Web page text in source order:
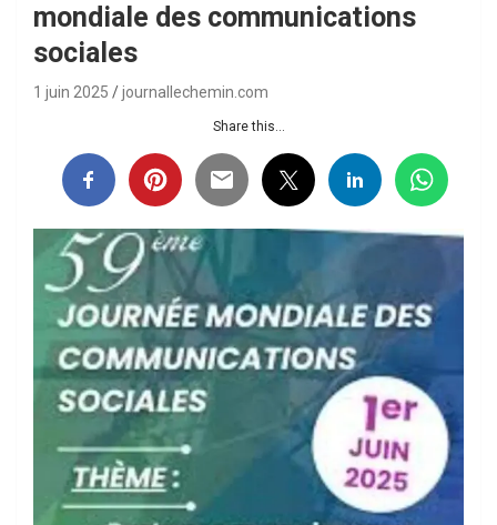
mondiale des communications
sociales
1 juin 2025 journallechemin.com
Share this...